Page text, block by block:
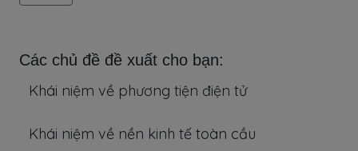
Các chủ đề đề xuất cho bạn:
Khái niệm về phương tiện điện tử
Khái niệm về nền kinh tế toàn cầu